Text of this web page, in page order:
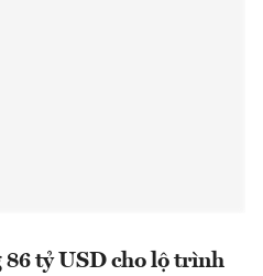
tỷ USD cho lộ trình